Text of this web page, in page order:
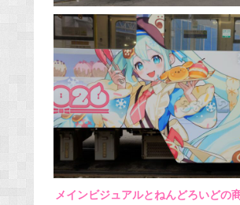
メインビジュアルとねんどろいどの